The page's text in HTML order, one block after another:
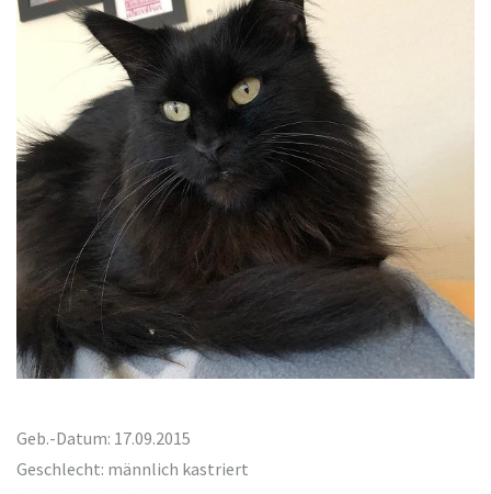
Geb.-Datum: 17.09.2015
Geschlecht: männlich kastriert